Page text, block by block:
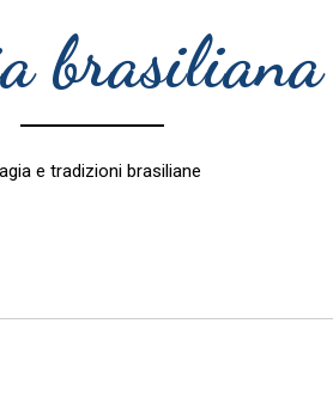
brasiliana
e tradizioni brasiliane